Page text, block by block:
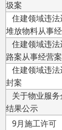
关于物业服务企
结果公示
9月施工许可
8月施工许可证
7月施工许可证
6月施工许可证
5月施工许可证
4月施工许可证
3月施工许可证